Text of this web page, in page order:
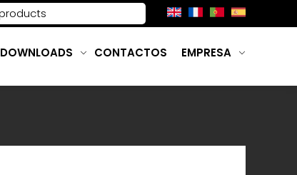
DOWNLOADS CONTACTOS EMPRESA